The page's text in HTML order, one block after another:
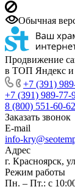
Обычная
Продвижение
в ТОП Яндекс и
+7 (391)
+7 (391) 989-77-
8 (800) 551-60-62
Заказать звонок
E-mail
info-
Адрес
г. Красноярск,
Режим работы
Пн. – Пт.: с